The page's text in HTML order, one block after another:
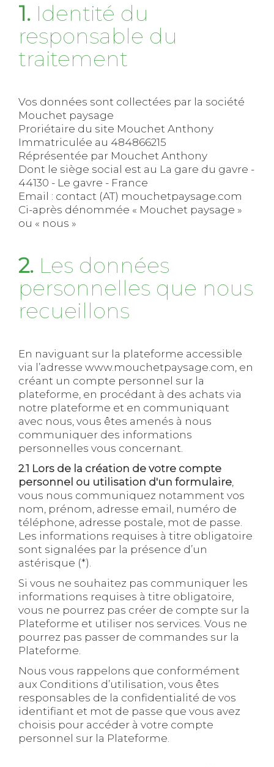
1. Identité du
responsable du
traitement
Vos données sont collectées par la société
Mouchet paysage
Proriétaire du site Mouchet Anthony
Immatriculée au 484866215
Réprésentée par Mouchet Anthony
Dont le siège social est au La gare du gavre -
44130 - Le gavre - France
Email : contact (AT) mouchetpaysage.com
Ci-après dénommée « Mouchet paysage »
ou « nous »
2. Les données
personnelles que nous
recueillons
En naviguant sur la plateforme accessible
via l’adresse www.mouchetpaysage.com, en
créant un compte personnel sur la
plateforme, en procédant à des achats via
notre plateforme et en communiquant
avec nous, vous êtes amenés à nous
communiquer des informations
personnelles vous concernant.
2.1 Lors de la création de votre compte
personnel ou utilisation d'un formulaire,
vous nous communiquez notamment vos
nom, prénom, adresse email, numéro de
téléphone, adresse postale, mot de passe.
Les informations requises à titre obligatoire
sont signalées par la présence d’un
astérisque (*).
Si vous ne souhaitez pas communiquer les
informations requises à titre obligatoire,
vous ne pourrez pas créer de compte sur la
Plateforme et utiliser nos services. Vous ne
pourrez pas passer de commandes sur la
Plateforme.
Nous vous rappelons que conformément
aux Conditions d’utilisation, vous êtes
responsables de la confidentialité de vos
identifiant et mot de passe que vous avez
choisis pour accéder à votre compte
personnel sur la Plateforme.